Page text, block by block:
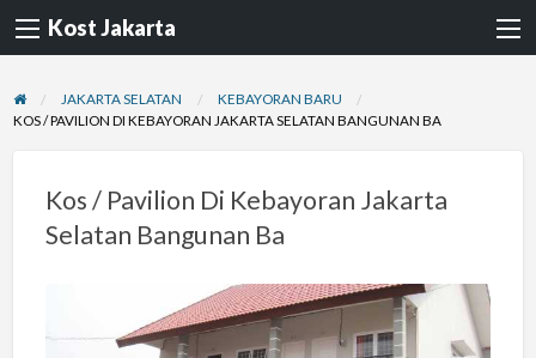
Kost Jakarta
JAKARTA SELATAN
KEBAYORAN BARU
KOS / PAVILION DI KEBAYORAN JAKARTA SELATAN BANGUNAN BA
Kos / Pavilion Di Kebayoran Jakarta
Selatan Bangunan Ba